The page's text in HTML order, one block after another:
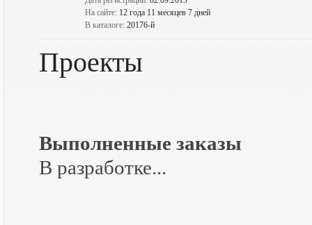
На сайте: 12 года 11 месяцев 7 дней
В каталоге: 20176-й
Проекты
Выполненные заказы
В разработке...